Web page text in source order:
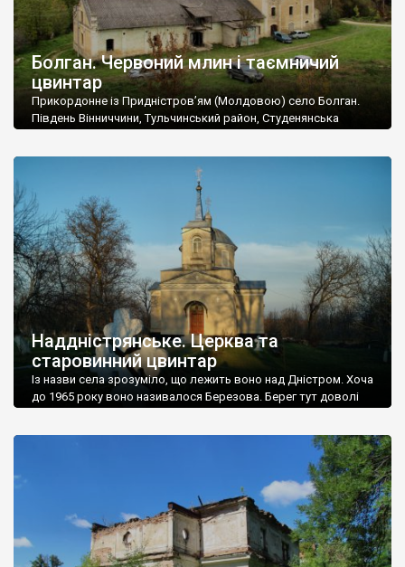
Болган. Червоний млин і таємничий
цвинтар
Прикордонне із Придністров’ям (Молдовою) село Болган.
Південь Вінниччини, Тульчинський район, Студенянська
старовинний цвинтар із кам’яними хрестами. Всі епітафії, які
збереглися, написані кирилицею, церковнослов’янською
мовою. За всіма традиційними ознаками – цвинтар
український. Хрести датуються 19 століттям. У 1924-1940
роках Болган […]
Наддністрянське. Церква та
старовинний цвинтар
Із назви села зрозуміло, що лежить воно над Дністром. Хоча
до 1965 року воно називалося Березова. Берег тут доволі
Наддністрянське відрізняється від більшості навколишніх
сіл. У селі є мурована Михайлівська церква. Точної дати […]